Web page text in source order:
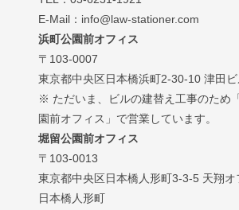
E-Mail：info@law-stationer.com
浜町公園前オフィス
〒103-0007
東京都中央区日本橋浜町2-30-10 津田
※ ただいま、ビルの建替え工事のため
園前オフィス」で営業しています。
堀留公園前オフィス
〒103-0013
東京都中央区日本橋人形町3-3-5 天翔オ
日本橋人形町